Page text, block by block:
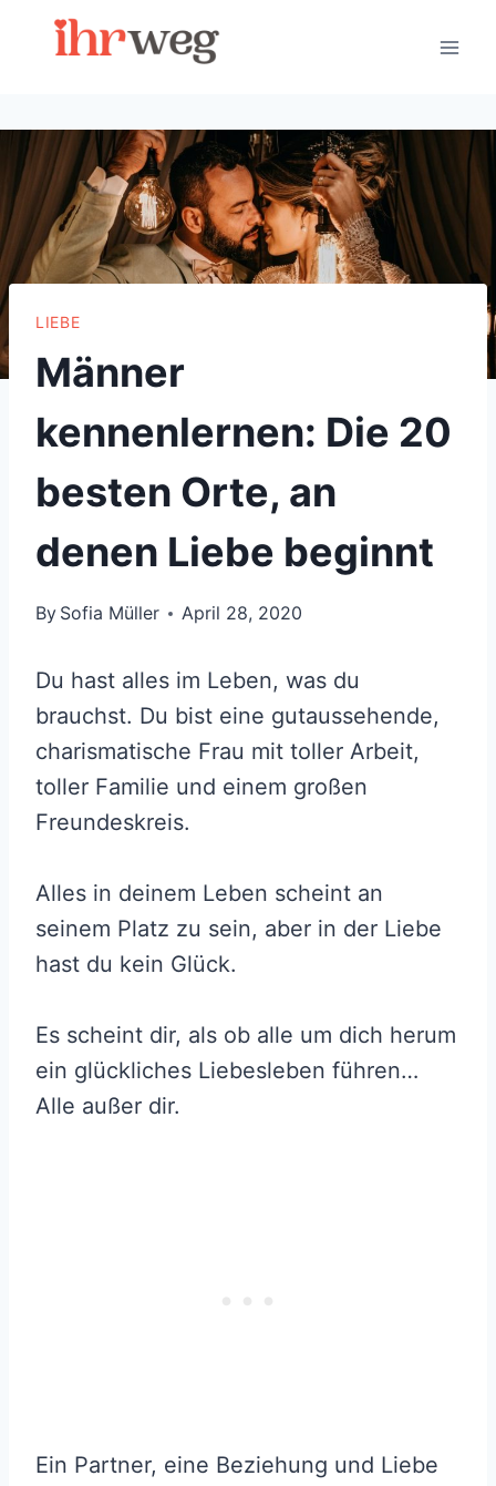
LIEBE
Männer
kennenlernen: Die 20
besten Orte, an
denen Liebe beginnt
By Sofia Müller April 28, 2020
Du hast alles im Leben, was du
brauchst. Du bist eine gutaussehende,
charismatische Frau mit toller Arbeit,
toller Familie und einem großen
Freundeskreis.
Alles in deinem Leben scheint an
seinem Platz zu sein, aber in der Liebe
hast du kein Glück.
Es scheint dir, als ob alle um dich herum
ein glückliches Liebesleben führen…
Alle außer dir.
Ein Partner, eine Beziehung und Liebe